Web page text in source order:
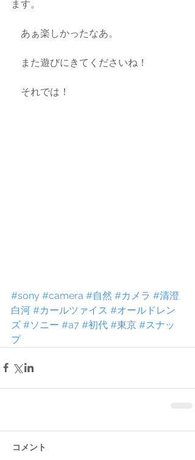
ます。
あぁ楽しかったなあ。
また遊びにきてくださいね！
それでは！
#sony #camera #自然 #カメラ #清澄
白河 #カールツァイス #オールドレン
ズ #ソニー #a7 #初代 #東京 #スナッ
プ
コメント